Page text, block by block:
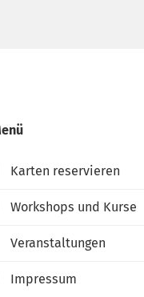
Karten reservieren
Workshops und Kurse
Veranstaltungen
Impressum